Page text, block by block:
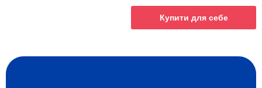
Купити для себе